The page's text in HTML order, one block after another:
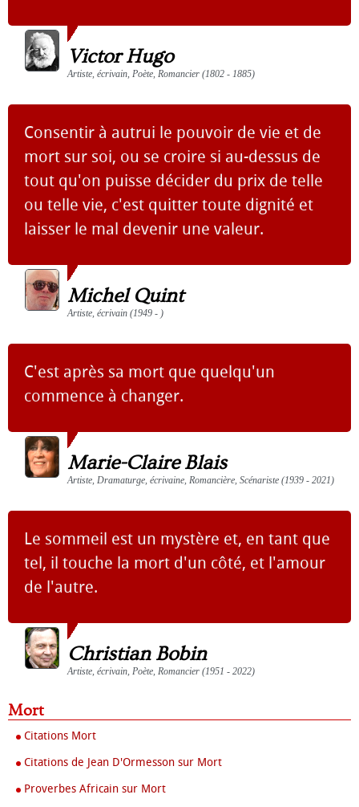
Victor Hugo
Artiste, écrivain, Poète, Romancier (1802 - 1885)
Consentir à autrui le pouvoir de vie et de
mort sur soi, ou se croire si au-dessus de
tout qu'on puisse décider du prix de telle
ou telle vie, c'est quitter toute dignité et
laisser le mal devenir une valeur.
Michel Quint
Artiste, écrivain (1949 - )
C'est après sa mort que quelqu'un
commence à changer.
Marie-Claire Blais
Artiste, Dramaturge, écrivaine, Romancière, Scénariste (1939 - 2021)
Le sommeil est un mystère et, en tant que
tel, il touche la mort d'un côté, et l'amour
de l'autre.
Christian Bobin
Artiste, écrivain, Poète, Romancier (1951 - 2022)
Mort
Citations Mort
Citations de Jean D'Ormesson sur Mort
Proverbes Africain sur Mort